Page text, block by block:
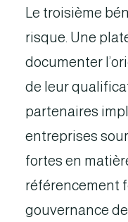
Le troisième
risque. Une
documenter
de leur
partenaires
entreprises
fortes en
référencement
gouvernance